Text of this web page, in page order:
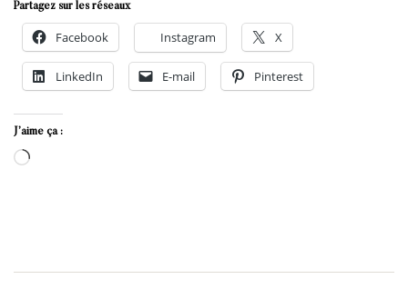
Partagez sur les réseaux
Facebook Instagram X
LinkedIn E-mail Pinterest
J’aime ça :